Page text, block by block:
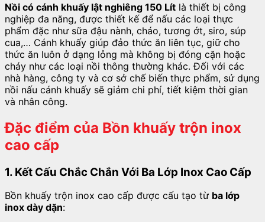
Nồi có cánh khuấy lật nghiêng 150 Lít là thiết bị công
nghiệp đa năng, được thiết kế để nấu các loại thực
phẩm đặc như sữa đậu nành, cháo, tương ớt, siro, súp
cua,… Cánh khuấy giúp đảo thức ăn liên tục, giữ cho
thức ăn luôn ở dạng lỏng mà không bị đóng cặn hoặc
cháy như các loại nồi thông thường khác. Đối với các
nhà hàng, công ty và cơ sở chế biến thực phẩm, sử dụng
nồi nấu cánh khuấy sẽ giảm chi phí, tiết kiệm thời gian
và nhân công.
Đặc điểm của Bồn khuấy trộn inox
cao cấp
1. Kết Cấu Chắc Chắn Với Ba Lớp Inox Cao Cấp
Bồn khuấy trộn inox cao cấp được cấu tạo từ ba lớp
inox dày dặn: